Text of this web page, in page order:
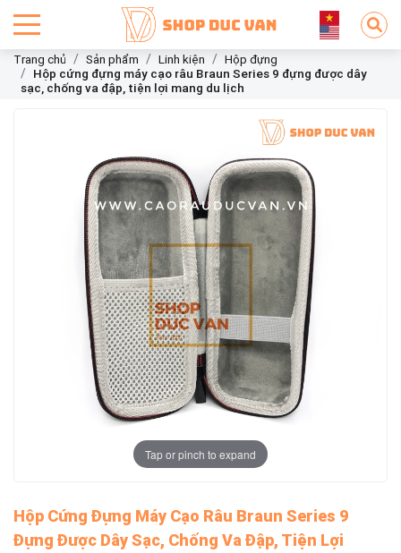
Trang chủ Sản phẩm Linh kiện
Hộp đựng
Hộp cứng đựng máy cạo râu Braun Series 9 đựng được dây
sạc, chống va đập, tiện lợi mang du lịch
Tap or pinch to expand
Hộp Cứng Đựng Máy Cạo Râu Braun Series 9
Đựng Được Dây Sạc, Chống Va Đập, Tiện Lợi